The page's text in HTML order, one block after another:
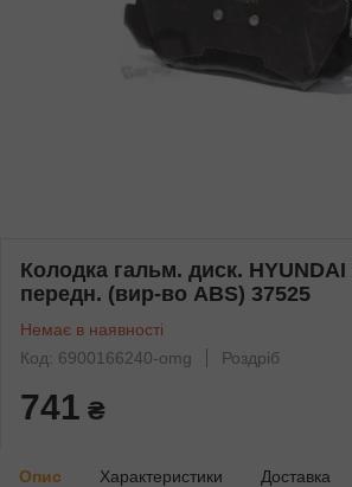
Колодка гальм. диск. HYUNDAI
передн. (вир-во ABS) 37525
Немає в наявності
Код: 6900166240-omg
Роздріб
741 ₴
Опис Характеристики Доставка